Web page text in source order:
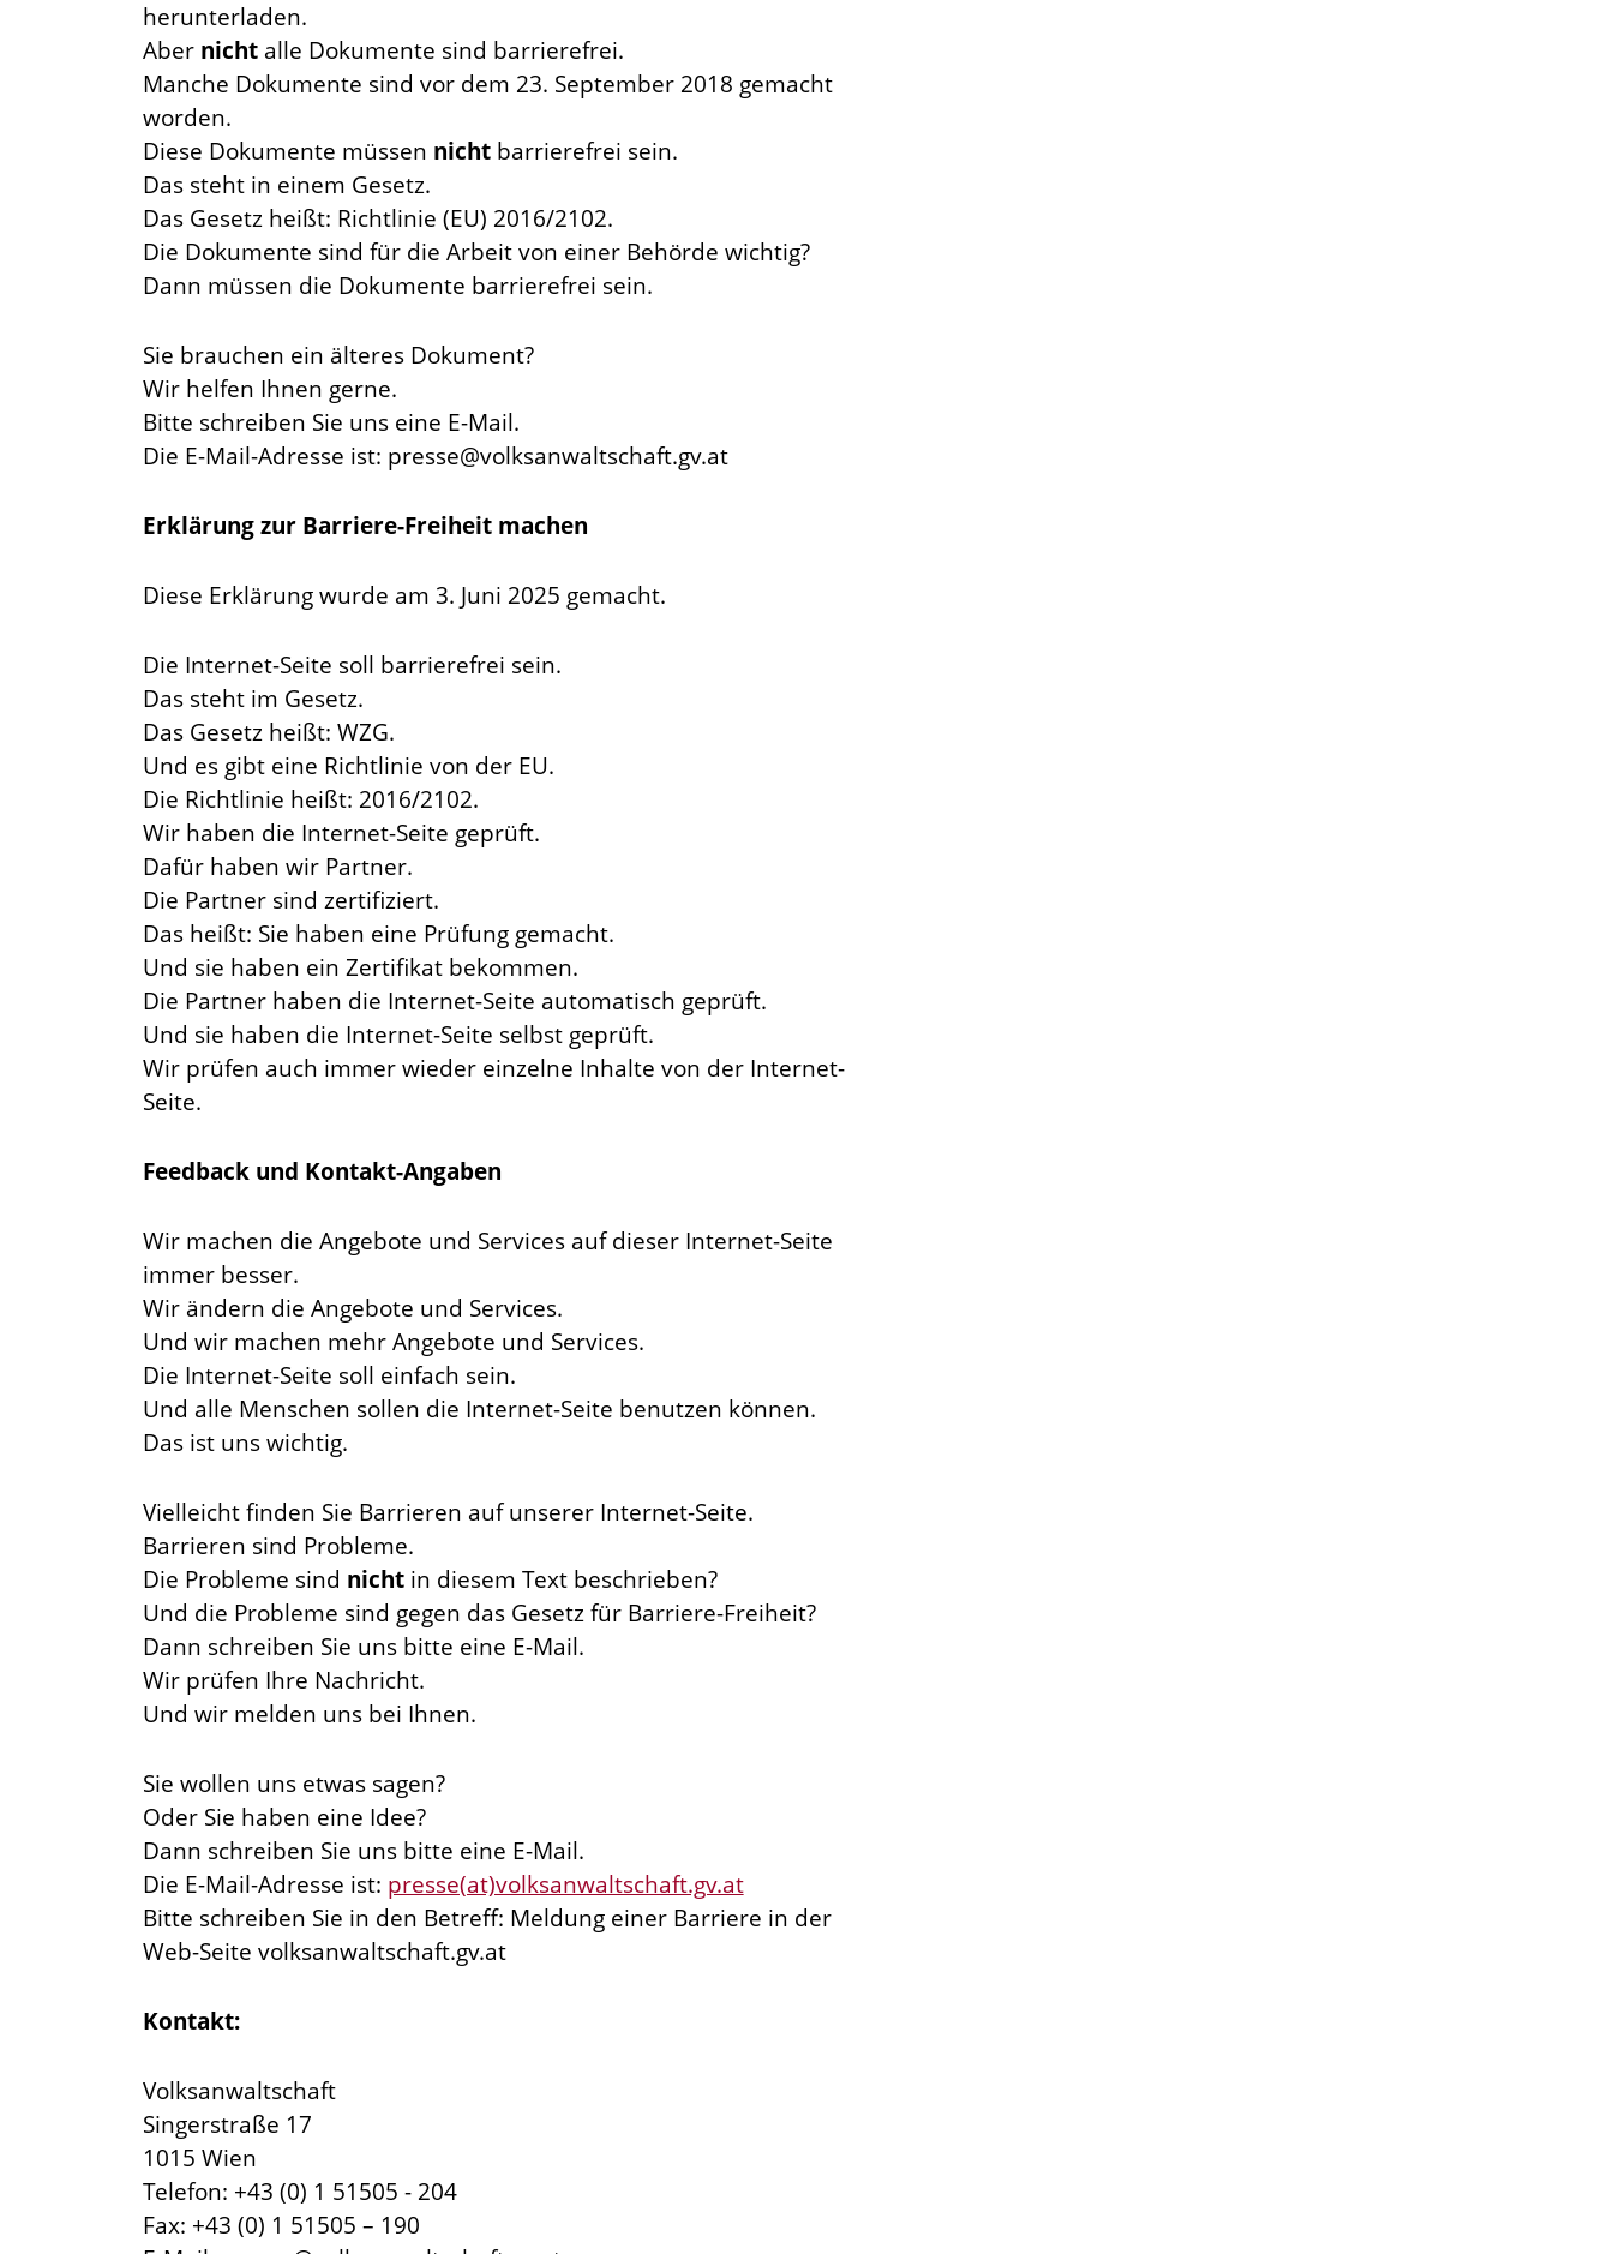
herunterladen.
Aber nichtalle Dokumente sind barrierefrei.
Manche Dokumente sind vor dem 23. September 2018 gemacht
worden.
Diese Dokumente müssen nichtbarrierefrei sein.
Das steht in einem Gesetz.
Das Gesetz heißt: Richtlinie (EU) 2016/2102.
Die Dokumente sind für die Arbeit von einer Behörde wichtig?
Dann müssen die Dokumente barrierefrei sein.
Sie brauchen ein älteres Dokument?
Wir helfen Ihnen gerne.
Bitte schreiben Sie uns eine E-Mail.
Die E-Mail-Adresse ist: presse@volksanwaltschaft.gv.at
Erklärung zur Barriere-Freiheit machen
Diese Erklärung wurde am 3. Juni 2025 gemacht.
Die Internet-Seite soll barrierefrei sein.
Das steht im Gesetz.
Das Gesetz heißt: WZG.
Und es gibt eine Richtlinie von der EU.
Die Richtlinie heißt: 2016/2102.
Wir haben die Internet-Seite geprüft.
Dafür haben wir Partner.
Die Partner sind zertifiziert.
Das heißt: Sie haben eine Prüfung gemacht.
Und sie haben ein Zertifikat bekommen.
Die Partner haben die Internet-Seite automatisch geprüft.
Und sie haben die Internet-Seite selbst geprüft.
Wir prüfen auch immer wieder einzelne Inhalte von der Internet-
Seite.
Feedback und Kontakt-Angaben
Wir machen die Angebote und Services auf dieser Internet-Seite
immer besser.
Wir ändern die Angebote und Services.
Und wir machen mehr Angebote und Services.
Die Internet-Seite soll einfach sein.
Und alle Menschen sollen die Internet-Seite benutzen können.
Das ist uns wichtig.
Vielleicht finden Sie Barrieren auf unserer Internet-Seite.
Barrieren sind Probleme.
Die Probleme sind nichtin diesem Text beschrieben?
Und die Probleme sind gegen das Gesetz für Barriere-Freiheit?
Dann schreiben Sie uns bitte eine E-Mail.
Wir prüfen Ihre Nachricht.
Und wir melden uns bei Ihnen.
Sie wollen uns etwas sagen?
Oder Sie haben eine Idee?
Dann schreiben Sie uns bitte eine E-Mail.
Die E-Mail-Adresse ist: presse(at)volksanwaltschaft.gv.at
Bitte schreiben Sie in den Betreff: Meldung einer Barriere in der
Web-Seite volksanwaltschaft.gv.at
Kontakt:
Volksanwaltschaft
Singerstraße 17
1015 Wien
Telefon: +43 (0) 1 51505 - 204
Fax: +43 (0) 1 51505 – 190